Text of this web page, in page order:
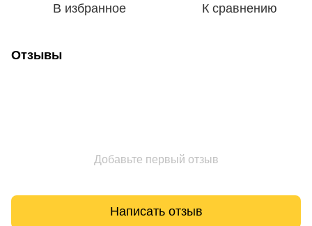
В избранное К сравнению
Отзывы
Добавьте первый отзыв
Написать отзыв